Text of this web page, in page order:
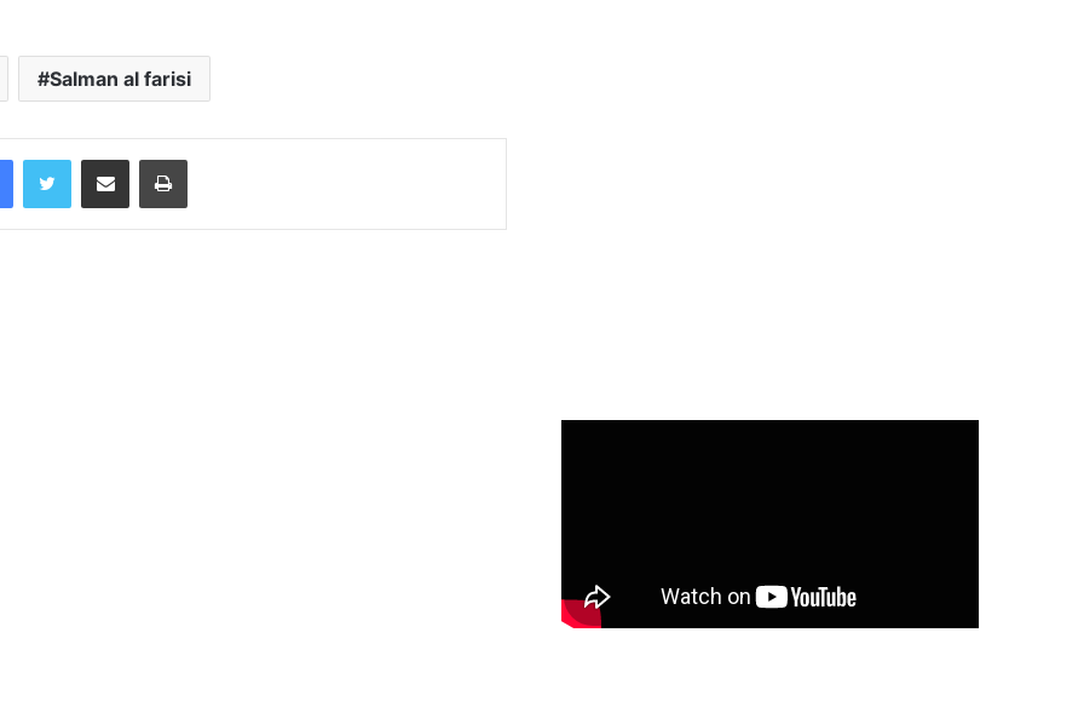
Salman al farisi
FacebookTwitterShare via Email Print